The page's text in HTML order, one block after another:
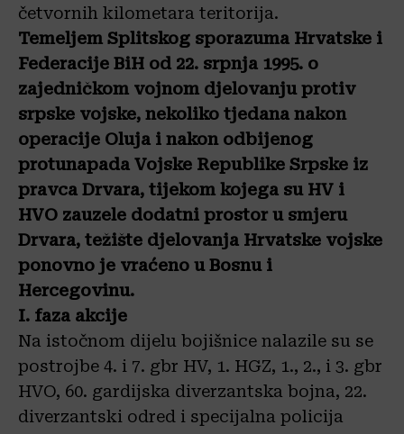
četvornih kilometara teritorija.
Temeljem Splitskog sporazuma Hrvatske i
Federacije BiH od 22. srpnja 1995. o
zajedničkom vojnom djelovanju protiv
srpske vojske, nekoliko tjedana nakon
operacije Oluja i nakon odbijenog
protunapada Vojske Republike Srpske iz
pravca Drvara, tijekom kojega su HV i
HVO zauzele dodatni prostor u smjeru
Drvara, težište djelovanja Hrvatske vojske
ponovno je vraćeno u Bosnu i
Hercegovinu.
I. faza akcije
Na istočnom dijelu bojišnice nalazile su se
postrojbe 4. i 7. gbr HV, 1. HGZ, 1., 2., i 3. gbr
HVO, 60. gardijska diverzantska bojna, 22.
diverzantski odred i specijalna policija